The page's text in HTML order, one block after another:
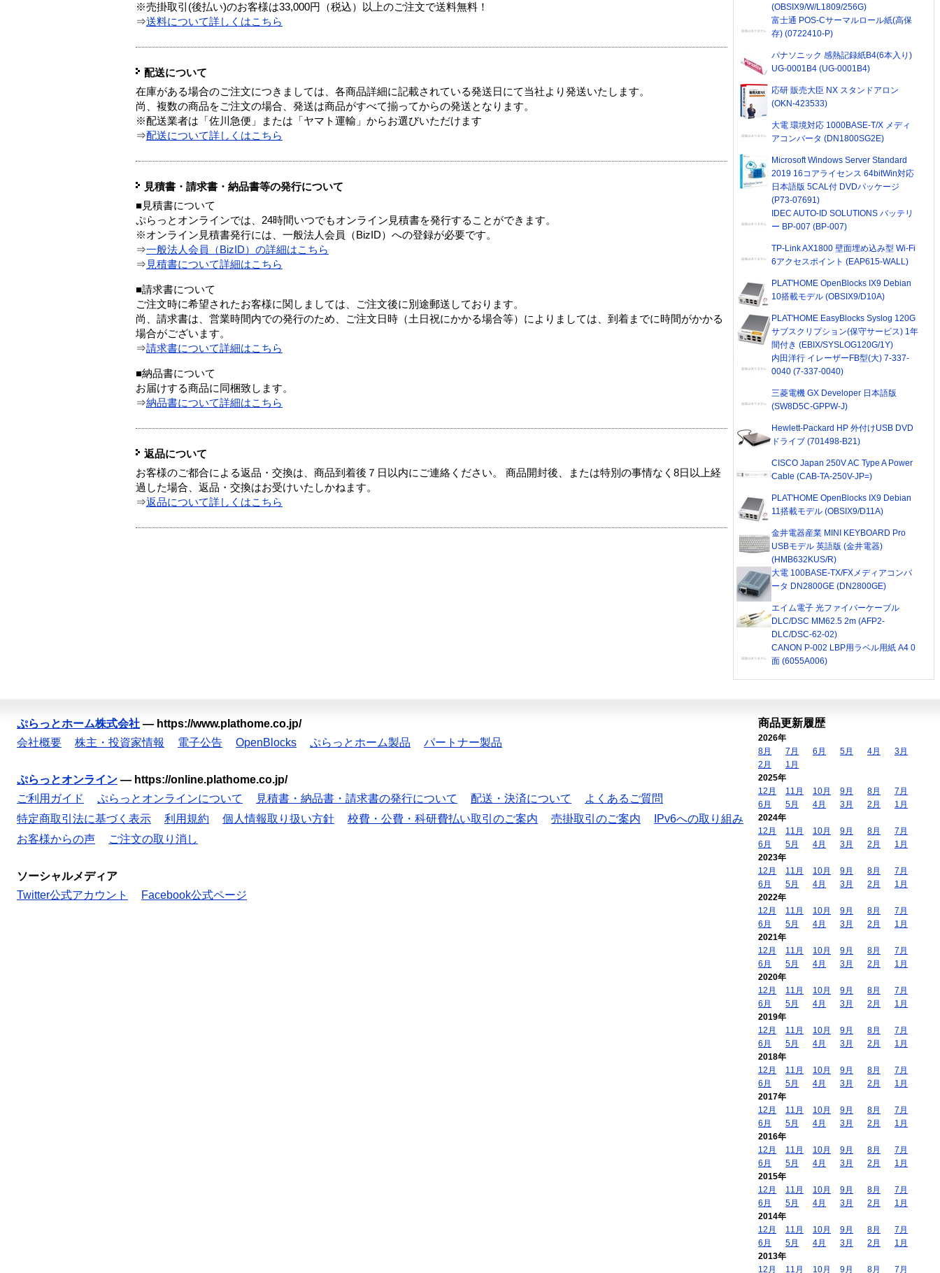
※売掛取引(後払い)のお客様は33,000円（税込）以上のご注文で送料無料！
⇒送料について詳しくはこちら
配送について
在庫がある場合のご注文につきましては、各商品詳細に記載されている発送日にて当社より発送いたします。
尚、複数の商品をご注文の場合、発送は商品がすべて揃ってからの発送となります。
※配送業者は「佐川急便」または「ヤマト運輸」からお選びいただけます
⇒配送について詳しくはこちら
見積書・請求書・納品書等の発行について
■見積書について
ぷらっとオンラインでは、24時間いつでもオンライン見積書を発行することができます。
※オンライン見積書発行には、一般法人会員（BizID）への登録が必要です。
⇒一般法人会員（BizID）の詳細はこちら
⇒ 見積書について詳細はこちら
■請求書について
ご注文時に希望されたお客様に関しましては、ご注文後に別途郵送しております。
尚、請求書は、営業時間内での発行のため、ご注文日時（土日祝にかかる場合等）によりましては、到着までに時間がかかる
場合がございます。
⇒請求書について詳細はこちら
■納品書について
お届けする商品に同梱致します。
⇒納品書について詳細はこちら
返品について
お客様のご都合による返品・交換は、商品到着後７日以内にご連絡ください。 商品開封後、または特別の事情なく8日以上経
過した場合、返品・交換はお受けいたしかねます。
⇒返品について詳しくはこちら
(OBSIX9/W/L1809/256G)
富士通 POS-Cサーマルロール紙(高保
存) (0722410-P)
パナソニック 感熱記録紙B4(6本入り)
UG-0001B4 (UG-0001B4)
応研 販売大臣 NX スタンドアロン
(OKN-423533)
大電 環境対応 1000BASE-T/X メディ
アコンバータ (DN1800SG2E)
Microsoft Windows Server Standard
2019 16コアライセンス 64bitWin対応
日本語版 5CAL付 DVDパッケージ
(P73-07691)
IDEC AUTO-ID SOLUTIONS バッテリ
ー BP-007 (BP-007)
TP-Link AX1800 壁面埋め込み型 Wi-Fi
6アクセスポイント (EAP615-WALL)
PLAT'HOME OpenBlocks IX9 Debian
10搭載モデル (OBSIX9/D10A)
PLAT'HOME EasyBlocks Syslog 120G
サブスクリプション(保守サービス) 1年
間付き (EBIX/SYSLOG120G/1Y)
内田洋行 イレーザーFB型(大) 7-337-
0040 (7-337-0040)
三菱電機 GX Developer 日本語版
(SW8D5C-GPPW-J)
Hewlett-Packard HP 外付けUSB DVD
ドライブ (701498-B21)
CISCO Japan 250V AC Type A Power
Cable (CAB-TA-250V-JP=)
PLAT'HOME OpenBlocks IX9 Debian
11搭載モデル (OBSIX9/D11A)
金井電器産業 MINI KEYBOARD Pro
USBモデル 英語版 (金井電器)
(HMB632KUS/R)
大電 100BASE-TX/FXメディアコンバ
ータ DN2800GE (DN2800GE)
エイム電子 光ファイバーケーブル
DLC/DSC MM62.5 2m (AFP2-
DLC/DSC-62-02)
CANON P-002 LBP用ラベル用紙 A4 0
面 (6055A006)
ぷらっとホーム株式会社 — https://www.plathome.co.jp/
会社概要
株主・投資家情報 電子公告 OpenBlocks ぷらっとホーム製品 パートナー製品
ぷらっとオンライン — https://online.plathome.co.jp/
ご利用ガイド
ぷらっとオンラインについて 見積書・納品書・請求書の発行について 配送・決済について
よくあるご質問
特定商取引法に基づく表示
利用規約 個人情報取り扱い方針 校費・公費・科研費払い取引のご案内 売掛取引のご案内
IPv6への取り組み
お客様からの声
ご注文の取り消し
ソーシャルメディア
Twitter公式アカウント
Facebook公式ページ
商品更新履歴
2026年
8月
7月 6月 5月 4月
3月
2月
1月
2025年
12月
11月 10月 9月 8月
7月
6月
5月 4月 3月 2月
1月
2024年
12月
11月 10月 9月 8月
7月
6月
5月 4月 3月 2月
1月
2023年
12月
11月 10月 9月 8月
7月
6月
5月 4月 3月 2月
1月
2022年
12月
11月 10月 9月 8月
7月
6月
5月 4月 3月 2月
1月
2021年
12月
11月 10月 9月 8月
7月
6月
5月 4月 3月 2月
1月
2020年
12月
11月 10月 9月 8月
7月
6月
5月 4月 3月 2月
1月
2019年
12月
11月 10月 9月 8月
7月
6月
5月 4月 3月 2月
1月
2018年
12月
11月 10月 9月 8月
7月
6月
5月 4月 3月 2月
1月
2017年
12月
11月 10月 9月 8月
7月
6月
5月 4月 3月 2月
1月
2016年
12月
11月 10月 9月 8月
7月
6月
5月 4月 3月 2月
1月
2015年
12月
11月 10月 9月 8月
7月
6月
5月 4月 3月 2月
1月
2014年
12月
11月 10月 9月 8月
7月
6月
5月 4月 3月 2月
1月
2013年
12月
11月 10月 9月 8月 7月